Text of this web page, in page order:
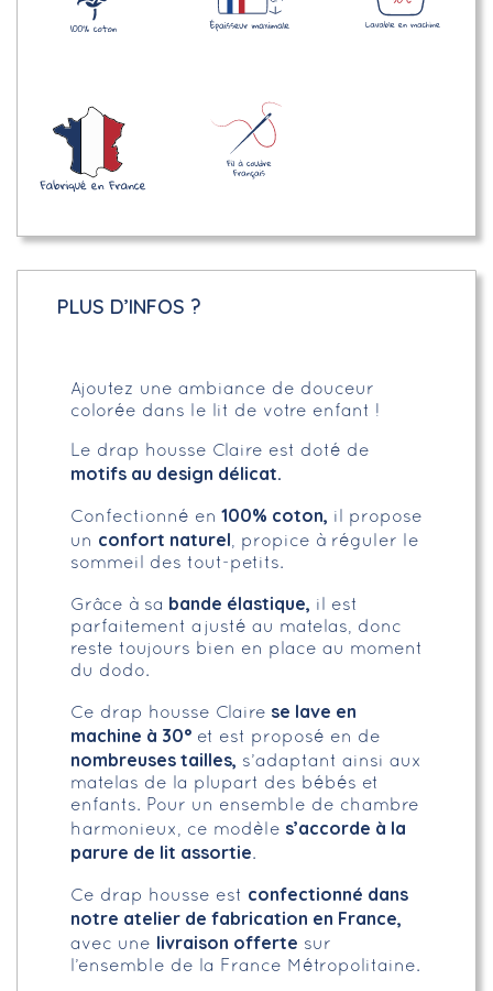
PLUS D’INFOS ?
Ajoutez une ambiance de douceur
colorée dans le lit de votre enfant !
Le drap housse Claire est doté de
motifs au design délicat.
Confectionné en 100% coton, il propose
un confort naturel, propice à réguler le
sommeil des tout-petits.
Grâce à sa bande élastique, il est
parfaitement ajusté au matelas, donc
reste toujours bien en place au moment
du dodo.
Ce drap housse Claire se lave en
machine à 30° et est proposé en de
nombreuses tailles, s’adaptant ainsi aux
matelas de la plupart des bébés et
enfants. Pour un ensemble de chambre
harmonieux, ce modèle s’accorde à la
parure de lit assortie.
Ce drap housse est confectionné dans
notre atelier de fabrication en France,
avec une livraison offerte sur
l’ensemble de la France Métropolitaine.